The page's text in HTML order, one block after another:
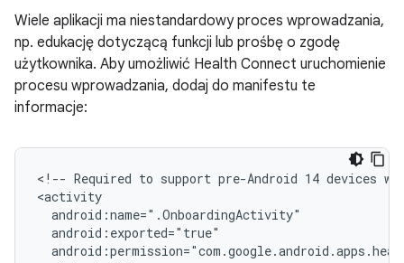
Wiele aplikacji ma niestandardowy proces wprowadzania,
np. edukację dotyczącą funkcji lub prośbę o zgodę
użytkownika. Aby umożliwić Health Connect uruchomienie
procesu wprowadzania, dodaj do manifestu te
informacje:
<!-- Required to support pre-Android 14 devices